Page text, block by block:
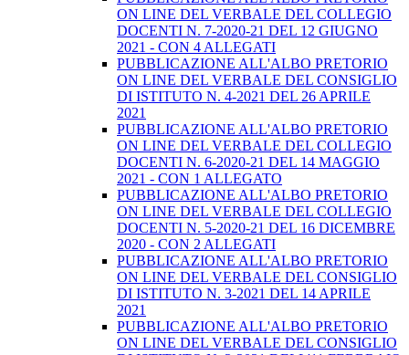
ON LINE DEL VERBALE DEL COLLEGIO
DOCENTI N. 7-2020-21 DEL 12 GIUGNO
2021 - CON 4 ALLEGATI
PUBBLICAZIONE ALL'ALBO PRETORIO
ON LINE DEL VERBALE DEL CONSIGLIO
DI ISTITUTO N. 4-2021 DEL 26 APRILE
2021
PUBBLICAZIONE ALL'ALBO PRETORIO
ON LINE DEL VERBALE DEL COLLEGIO
DOCENTI N. 6-2020-21 DEL 14 MAGGIO
2021 - CON 1 ALLEGATO
PUBBLICAZIONE ALL'ALBO PRETORIO
ON LINE DEL VERBALE DEL COLLEGIO
DOCENTI N. 5-2020-21 DEL 16 DICEMBRE
2020 - CON 2 ALLEGATI
PUBBLICAZIONE ALL'ALBO PRETORIO
ON LINE DEL VERBALE DEL CONSIGLIO
DI ISTITUTO N. 3-2021 DEL 14 APRILE
2021
PUBBLICAZIONE ALL'ALBO PRETORIO
ON LINE DEL VERBALE DEL CONSIGLIO